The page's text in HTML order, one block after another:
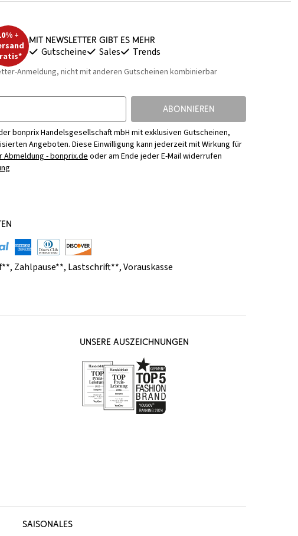
+
Mit Newsletter gibt es mehr
Gutscheine Sales Trends
Anmeldung, nicht mit anderen Gutscheinen kombinierbar
ABONNIEREN
bonprix Handelsgesellschaft mbH mit exklusiven Gutscheinen,
Angeboten. Diese Einwilligung kann jederzeit mit Wirkung für
Abmeldung - bonprix.deoder am Ende jeder E-Mail widerrufen
, Zahlpause**, Lastschrift**,Vorauskasse
UNSERE AUSZEICHNUNGEN
SAISONALES